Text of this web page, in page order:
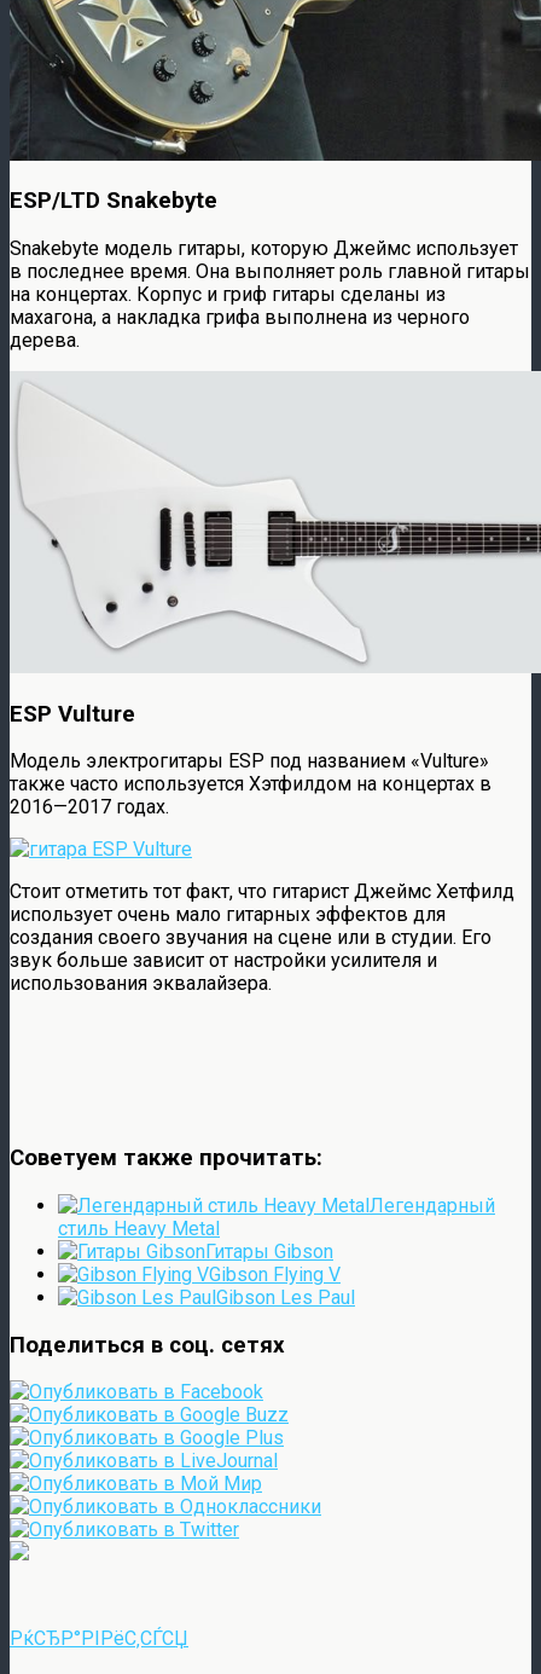
ESP/LTD Snakebyte
Snakebyte модель гитары, которую Джеймс использует
в последнее время. Она выполняет роль главной гитары
на концертах. Корпус и гриф гитары сделаны из
махагона, а накладка грифа выполнена из черного
дерева.
ESP Vulture
Модель электрогитары ESP под названием «Vulture»
также часто используется Хэтфилдом на концертах в
2016—2017 годах.
Стоит отметить тот факт, что гитарист Джеймс Хетфилд
использует очень мало гитарных эффектов для
создания своего звучания на сцене или в студии. Его
звук больше зависит от настройки усилителя и
использования эквалайзера.
Советуем также прочитать:
Легендарный
стиль Heavy Metal
Гитары Gibson
Gibson Flying V
Gibson Les Paul
Поделиться в соц. сетях
РќСЂР°РІРёС‚СЃСЏ